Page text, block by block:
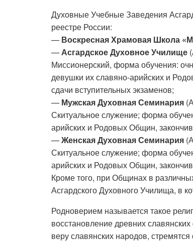
Духовные Учебные Заведения
реестре России:
— Воскресная Храмовая Школа
—Асгардское Духовное Училище
Миссионерский, форма обучения:
девушки их славяно-арийских и
сдачи вступительных экзаменов;
— Мужская Духовная Семинария
Скитуальное служение; форма
арийских и Родовых Общин,
—Женская Духовная Семинария
Скитуальное служение; форма
арийских и Родовых Общин,
Кроме того, при Общинах в
Асгардского Духовного Училища, в
Родноверием называется такое
восстановление древних
веру славянских народов,